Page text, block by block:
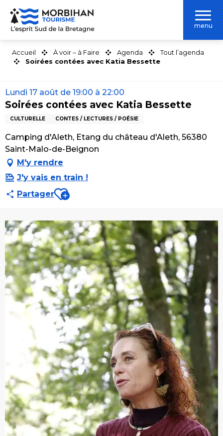
Aller
contenu
menu
Accueil À voir – à Faire Agenda
Tout l’agenda
Soirées contées avec Katia Bessette
Lundi 17 août de 19:00 à 22:00
Soirées contées avec Katia Bessette
CULTURELLE CONTES / LECTURES / POÉSIE
Camping d'Aleth, Etang du château d'Aleth, 56380
Saint-Malo-de-Beignon
M'y rendre
J'y vais en train !
PartagerAjouter aux favoris